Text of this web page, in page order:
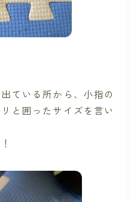
ている所から、小指の
と囲ったサイズを言い